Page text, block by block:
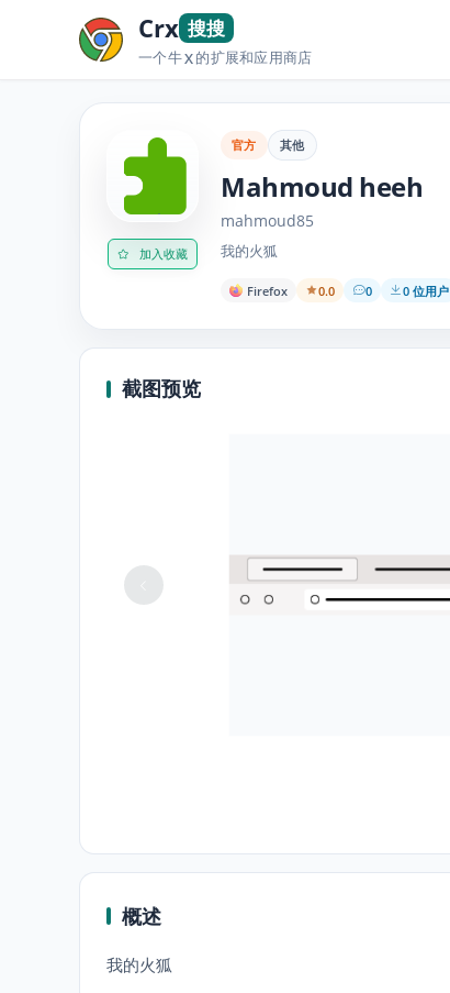
Crx 搜搜
一个牛X的扩展和应用商店
加入收藏
官方 其他
Mahmoud heeh
mahmoud85
我的火狐
Firefox 0.0 0 0 位用户
截图预览
概述
我的火狐